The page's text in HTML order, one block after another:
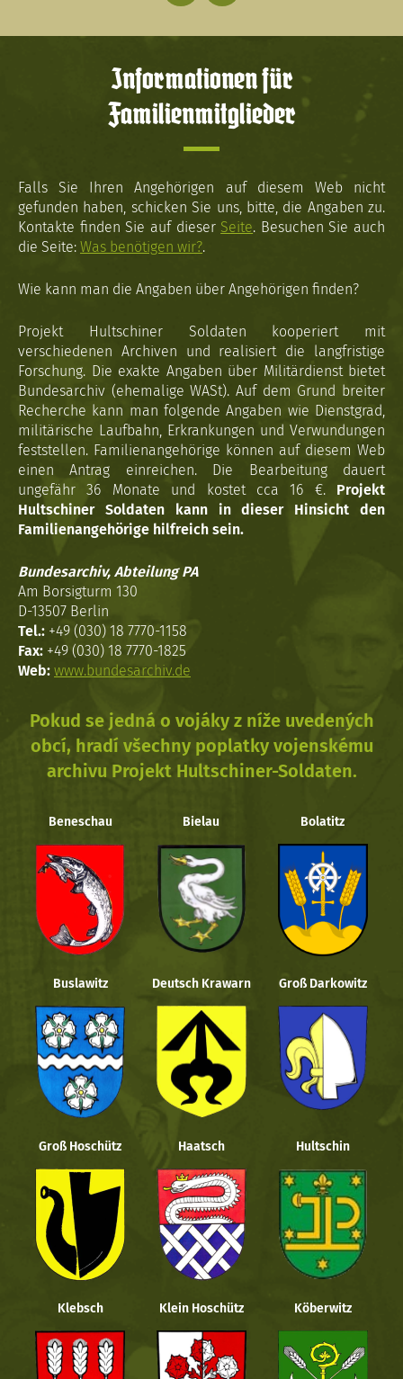
Informationen für
Familienmitglieder
Falls Sie Ihren Angehörigen auf diesem Web nicht
gefunden haben, schicken Sie uns, bitte, die Angaben zu.
Kontakte finden Sie auf dieser Seite. Besuchen Sie auch
die Seite: Was benötigen wir?.
Wie kann man die Angaben über Angehörigen finden?
Projekt Hultschiner Soldaten kooperiert mit
verschiedenen Archiven und realisiert die langfristige
Forschung. Die exakte Angaben über Militärdienst bietet
Bundesarchiv (ehemalige WASt). Auf dem Grund breiter
Recherche kann man folgende Angaben wie Dienstgrad,
militärische Laufbahn, Erkrankungen und Verwundungen
feststellen. Familienangehörige können auf diesem Web
einen Antrag einreichen. Die Bearbeitung dauert
ungefähr 36 Monate und kostet cca 16 €. Projekt
Hultschiner Soldaten kann in dieser Hinsicht den
Familienangehörige hilfreich sein.
Bundesarchiv, Abteilung PA
Am Borsigturm 130
D-13507 Berlin
Tel.: +49 (030) 18 7770-1158
Fax: +49 (030) 18 7770-1825
Web: www.bundesarchiv.de
Pokud se jedná o vojáky z níže uvedených
obcí, hradí všechny poplatky vojenskému
archivu Projekt Hultschiner-Soldaten.
Beneschau Bielau Bolatitz
Buslawitz Deutsch Krawarn Groß Darkowitz
Groß Hoschütz Haatsch Hultschin
Klebsch Klein Hoschütz Köberwitz